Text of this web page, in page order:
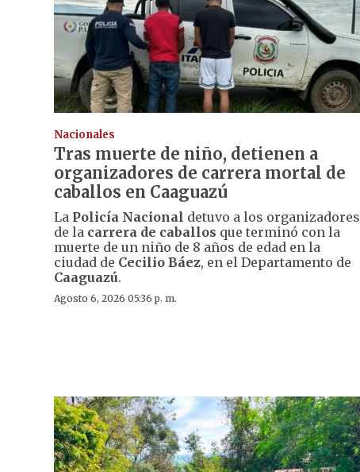
Nacionales
Tras muerte de niño, detienen a
organizadores de carrera mortal de
caballos en Caaguazú
La Policía Nacional detuvo a los organizadores
de la carrera de caballos que terminó con la
muerte de un niño de 8 años de edad en la
ciudad de Cecilio Báez, en el Departamento de
Caaguazú.
Agosto 6, 2026 05:36 p. m.